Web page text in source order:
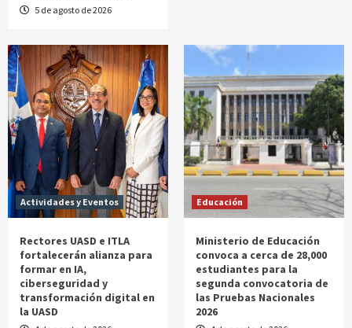
5 de agosto de 2026
Actividades y Eventos
Rectores UASD e ITLA
fortalecerán alianza para
formar en IA,
ciberseguridad y
transformación digital en
la UASD
Educación
Ministerio de Educación
convoca a cerca de 28,000
estudiantes para la
segunda convocatoria de
las Pruebas Nacionales
2026